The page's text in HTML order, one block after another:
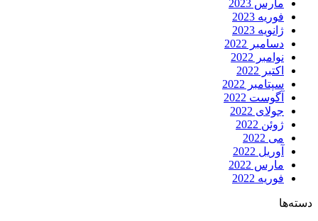
مارس 2023
فوریه 2023
ژانویه 2023
دسامبر 2022
نوامبر 2022
اکتبر 2022
سپتامبر 2022
آگوست 2022
جولای 2022
ژوئن 2022
می 2022
آوریل 2022
مارس 2022
فوریه 2022
دسته‌ها